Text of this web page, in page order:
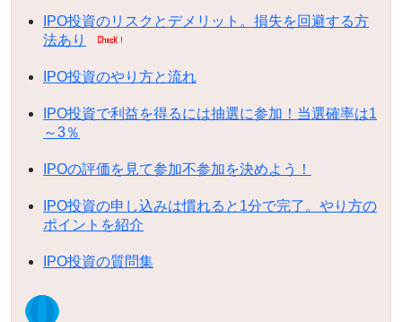
IPO投資のリスクとデメリット。損失を回避する方
法あり
IPO投資のやり方と流れ
IPO投資で利益を得るには抽選に参加！当選確率は1
～3％
IPOの評価を見て参加不参加を決めよう！
IPO投資の申し込みは慣れると1分で完了。やり方の
ポイントを紹介
IPO投資の質問集